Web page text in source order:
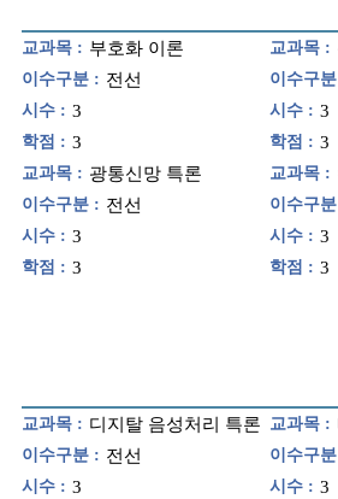
교과목 : 부호화 이론
이수구분 : 전선
시수 : 3
학점 : 3
교과목 : 광통신망 특론
이수구분 : 전선
시수 : 3
학점 : 3
교과목 :
이수구
시수 : 3
학점 : 3
교과목 :
이수구
시수 : 3
학점 : 3
교과목 : 디지탈 음성처리 특론
이수구분 : 전선
시수 : 3
교과목 :
이수구
시수 : 3